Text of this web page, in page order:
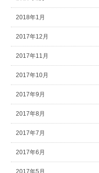
2018年1月
2017年12月
2017年11月
2017年10月
2017年9月
2017年8月
2017年7月
2017年6月
2017年5月